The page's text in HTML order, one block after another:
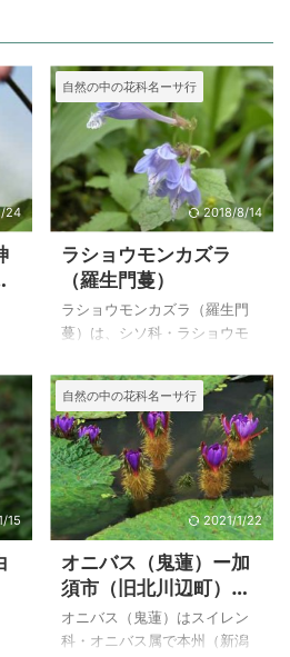
24
自然の中の花科名ーサ行
2018/8/14
ラショウモンカズラ
（羅生門蔓）
ラショウモンカズラ（羅生門
蔓）は、シソ科・ラショウモ
い林内に生える多年草で、し
そ科の野草の中では大きな花
が咲くので、好まれて栽培さ
れます。 蔓がのひるので、深
鉢で栽培することが良く、地
植えだと蔓が伸びてかなり殖
え広がります。 日光が強すぎ
たり、夏の高温多湿には気を
付けた方が良いかもしれませ
ん。 上のラショウモンカズラ
（羅生門蔓）は２００３年５
月３日に花之江の郷で撮影し
15
自然の中の花科名ーサ行
2021/1/22
オニバス（鬼蓮）ー加
須市（旧北川辺町）の
自生地
オニバス（鬼蓮）はスイレン
科・オニバス属で本州（新潟